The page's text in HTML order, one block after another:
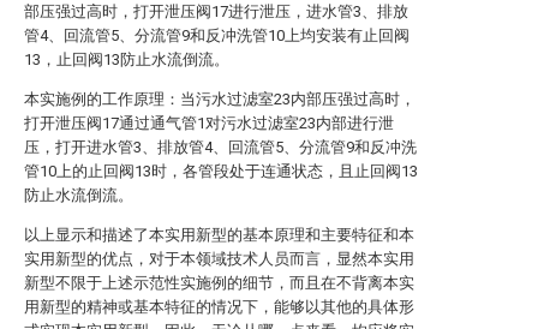
部压强过高时，打开泄压阀17进行泄压，进水管3、排放
管4、回流管5、分流管9和反冲洗管10上均安装有止回阀
13，止回阀13防止水流倒流。
本实施例的工作原理：当污水过滤室23内部压强过高时，
打开泄压阀17通过通气管1对污水过滤室23内部进行泄
压，打开进水管3、排放管4、回流管5、分流管9和反冲洗
管10上的止回阀13时，各管段处于连通状态，且止回阀13
防止水流倒流。
以上显示和描述了本实用新型的基本原理和主要特征和本
实用新型的优点，对于本领域技术人员而言，显然本实用
新型不限于上述示范性实施例的细节，而且在不背离本实
用新型的精神或基本特征的情况下，能够以其他的具体形